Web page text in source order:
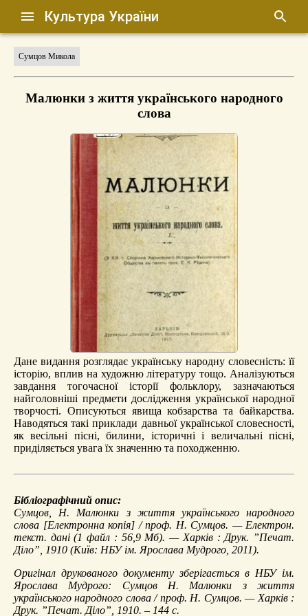
Культура України
Сумцов Микола
Малюнки з життя українського народного
слова
Дане видання розглядає українську народну словесність: її
історію, вплив на художню літературу тощо. Аналізуються
завдання тогочасної історії фольклору, зазначаються
найголовніші предмети дослідження української народної
творчості. Описуються явища кобзарства та байкарства.
Наводяться такі приклади давньої української словесності,
як весільні пісні, билини, історичні і величальні пісні,
приділяється увага їх значенню та походженню.
Бібліографічний опис:
Сумцов, Н. Малюнки з життя українського народного
слова [Електронна копія] / проф. Н. Сумцов. — Електрон.
текст. дані (1 файл : 56,9 Мб). — Харків : Друк. ”Печат.
Діло”, 1910 (Київ: НБУ ім. Ярослава Мудрого, 2011).
Оригінал друкованого документу зберігається в НБУ ім.
Ярослава Мудрого: Сумцов Н. Малюнки з життя
українського народного слова / проф. Н. Сумцов. — Харків :
Друк. ”Печат. Діло”, 1910. – 144 с.